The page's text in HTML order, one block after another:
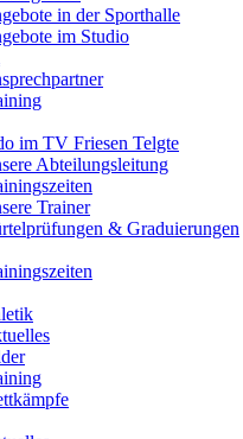
in der Sporthalle
im Studio
im TV Friesen Telgte
Abteilungsleitung
Trainer
& Graduierungen